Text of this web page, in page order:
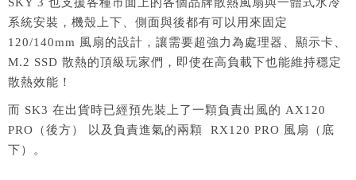
系統安裝，機殼上下、側面與後都有可以用來固定
120/140mm 風扇的設計，讓需要超強力為處理器、顯示卡、
M.2 SSD 散熱的頂級玩家們，即使在高負載下也能維持穩定
散熱效能！
而 SK3 在出貨時已經預先裝上了一顆負責出風的 AX120
PRO（後方） 以及負責進氣的兩顆 RX120 PRO 風扇（底
下）。